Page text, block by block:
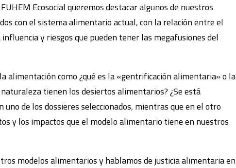
Ecosocial queremos destacar algunos de nuestros
con el sistema alimentario actual, con la relación entre el
y riesgos que pueden tener las megafusiones del
alimentación como ¿qué es la «gentrificación alimentaria» o la
tienen los desiertos alimentarios? ¿Se está
de los dossieres seleccionados, mientras que en el otro
y los impactos que el modelo alimentario tiene en nuestros
modelos alimentarios y hablamos de justicia alimentaria en